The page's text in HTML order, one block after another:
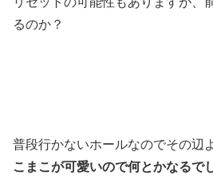
るのか？
普段行かないホールなのでその辺
こまこが可愛いので何とかなるで